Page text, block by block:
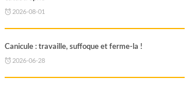
2026-08-01
Canicule : travaille, suffoque et ferme-la !
2026-06-28